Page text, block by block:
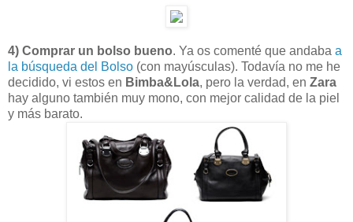
4) Comprar un bolso bueno. Ya os comenté que andaba a
la búsqueda del Bolso (con mayúsculas). Todavía no me he
decidido, vi estos en Bimba&Lola, pero la verdad, en Zara
hay alguno también muy mono, con mejor calidad de la piel
y más barato.